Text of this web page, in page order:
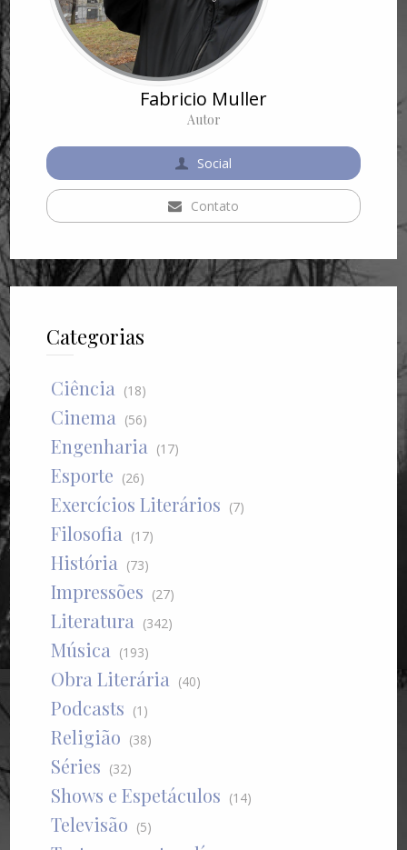
Fabricio Muller
Autor
Social
Contato
Categorias
Ciência (18)
Cinema (56)
Engenharia (17)
Esporte (26)
Exercícios Literários (7)
Filosofia (17)
História (73)
Impressões (27)
Literatura (342)
Música (193)
Obra Literária (40)
Podcasts (1)
Religião (38)
Séries (32)
Shows e Espetáculos (14)
Televisão (5)